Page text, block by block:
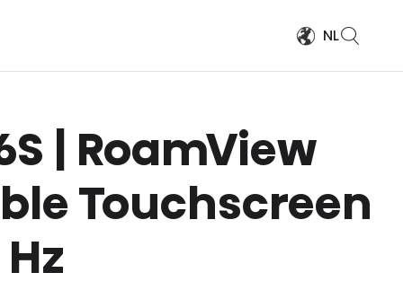
NL
| RoamView
Touchscreen